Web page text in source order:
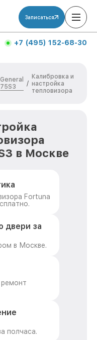
Записаться
+7 (495) 152-68-30
General
75S3
/
Калибровка и
настройка
тепловизора
в Москве
Fortuna
двери за
в Москве.
ремонт
полчаса.